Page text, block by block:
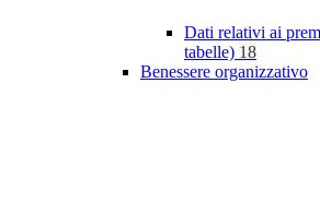
Dati relativi ai
tabelle) 18
Benessere organizzativo